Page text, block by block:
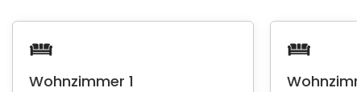
Wohnzimmer 1